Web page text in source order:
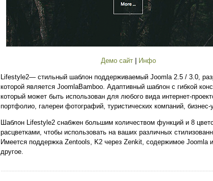
Демо сайт| Инфо
Lifestyle2— стильный шаблон поддерживаемый Joomla 2.5 / 3.0,
которой является JoomlaBamboo. Адаптивный шаблон с гибкой
который может быть использован для любого вида интернет-
портфолио, галереи фотографий, туристических компаний, бизнес-
Шаблон Lifestyle2 снабжен большим количеством функций и 8
расцветками, чтобы использовать на ваших различных
Имеется поддержка Zentools, K2 через Zenkit, содержимое Joomla
другое.